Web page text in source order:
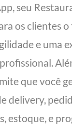
seu
os clientes
e uma
que você
delivery,
estoque, e